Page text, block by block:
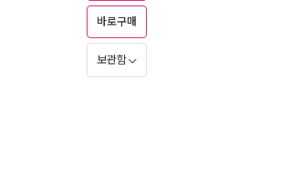
바로구매
보관함